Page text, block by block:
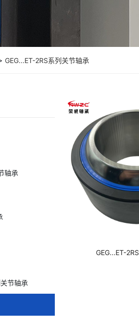
GEG...ET-2RS系列关节轴承
轴承
节轴承
GEG...ET-